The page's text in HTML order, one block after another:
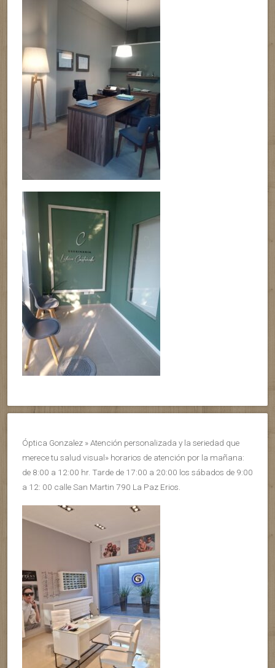
Óptica Gonzalez » Atención personalizada y la seriedad que
merece tu salud visual» horarios de atención por la mañana:
de 8:00 a 12:00 hr. Tarde de 17:00 a 20:00 los sábados de 9:00
a 12: 00 calle San Martin 790 La Paz Erios.